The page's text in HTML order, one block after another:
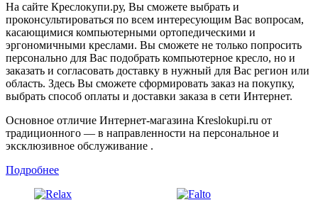
На сайте Креслокупи.ру, Вы сможете выбрать и
проконсультироваться по всем интересующим Вас вопросам,
касающимися компьютерными ортопедическими и
эргономичными креслами. Вы сможете не только попросить
персонально для Вас подобрать компьютерное кресло, но и
заказать и согласовать доставку в нужный для Вас регион или
область. Здесь Вы сможете сформировать заказ на покупку,
выбрать способ оплаты и доставки заказа в сети Интернет.
Основное отличие Интернет-магазина Kreslokupi.ru от
традиционного — в направленности на персональное и
эксклюзивное обслуживание .
Подробнее